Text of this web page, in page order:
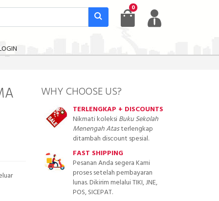
0
WHY CHOOSE US?
TERLENGKAP + DISCOUNTS
Nikmati koleksiBuku Sekolah
Menengah Atasterlengkap
ditambah discount spesial.
FAST SHIPPING
Pesanan Anda segera Kami
proses setelah pembayaran
lunas. Dikirim melalui TIKI, JNE,
POS, SICEPAT.